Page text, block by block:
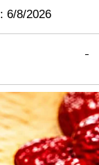
: 6/8/2026